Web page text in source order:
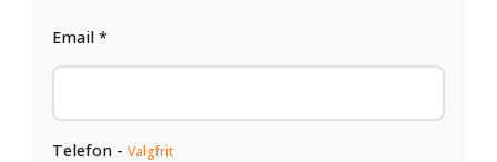
Email *
Telefon - Valgfrit